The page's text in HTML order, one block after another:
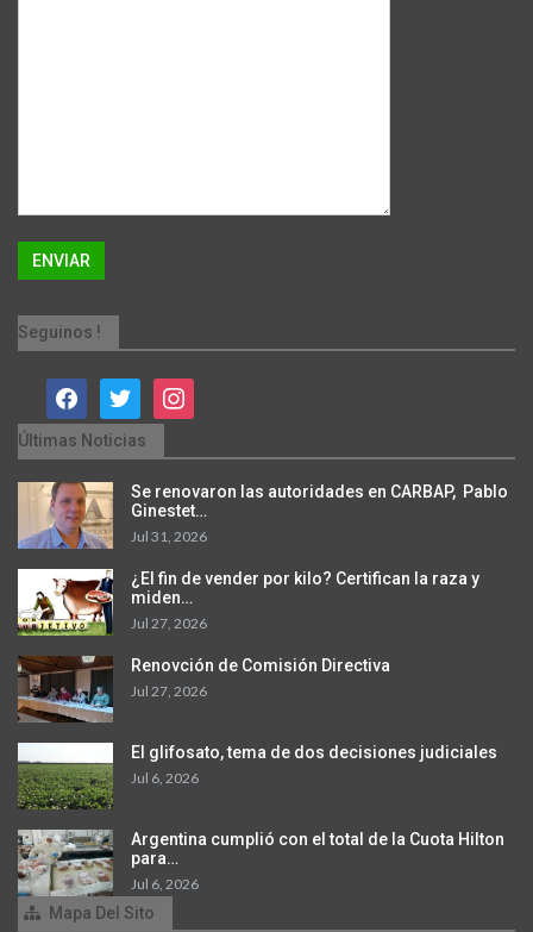
Seguinos !
facebooktwitter instagram
Últimas Noticias
Se renovaron las autoridades en CARBAP, Pablo
Ginestet…
Jul 31, 2026
¿El fin de vender por kilo? Certifican la raza y
miden…
Jul 27, 2026
Renovción de Comisión Directiva
Jul 27, 2026
El glifosato, tema de dos decisiones judiciales
Jul 6, 2026
Argentina cumplió con el total de la Cuota Hilton
para…
Jul 6, 2026
Mapa Del Sito